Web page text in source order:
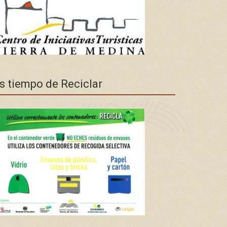
tiempo de Reciclar